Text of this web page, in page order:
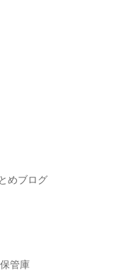
めブログ
管庫